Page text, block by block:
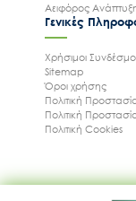
Αειφόρος
Γενικές
Χρήσιμοι
Sitemap
Όροι χρήσης
Πολιτική
Πολιτική
Πολιτική Cookies